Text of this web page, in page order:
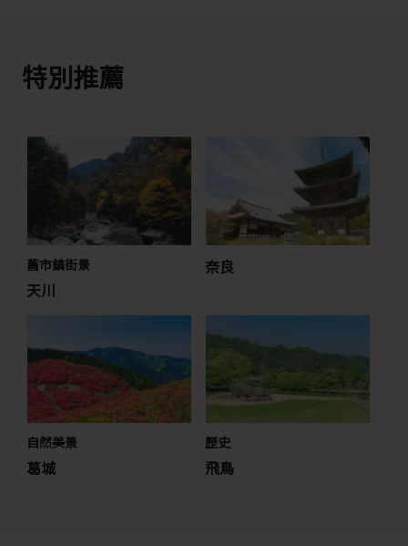
特別推薦
舊市鎮街景
天川
奈良
自然美景
葛城
歷史
飛鳥